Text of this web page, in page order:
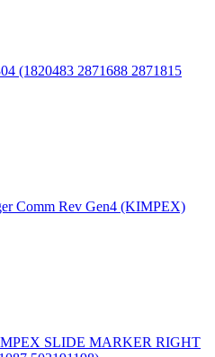
(1820483 2871688 2871815
Comm Rev Gen4 (KIMPEX)
SLIDE MARKER RIGHT